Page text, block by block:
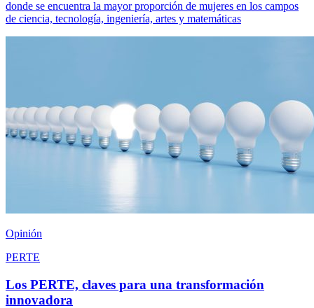
donde se encuentra la mayor proporción de mujeres en los campos
de ciencia, tecnología, ingeniería, artes y matemáticas
Opinión
PERTE
Los PERTE, claves para una transformación
innovadora